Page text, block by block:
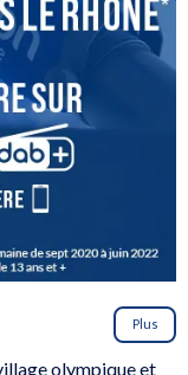
Plus
olympique et